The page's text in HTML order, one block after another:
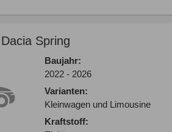
Dacia Spring
Baujahr:
2022 - 2026
Varianten:
Kleinwagen und Limousine
Kraftstoff: